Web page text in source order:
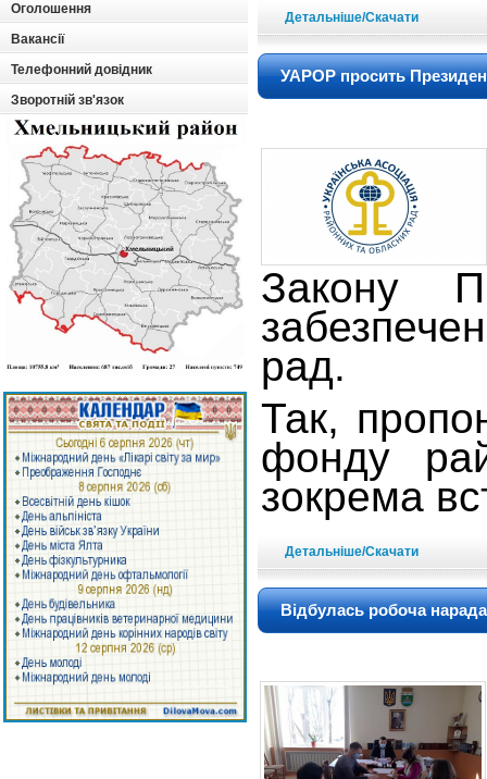
Оголошення
Вакансії
Телефонний довідник
Зворотній зв'язок
Детальніше/Скачати
УАРОР просить
Закону
рад.
Так,
фонду
зокрема
Детальніше/Скачати
Відбулась робоча